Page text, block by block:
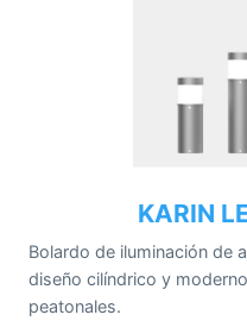
KARIN
Bolardo de iluminación de
diseño cilíndrico y
peatonales.